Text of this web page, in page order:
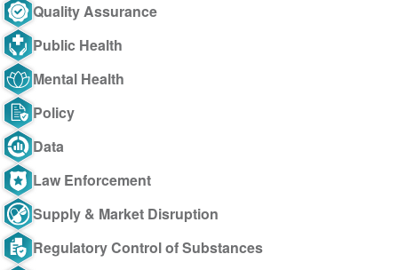
Quality Assurance
Public Health
Mental Health
Policy
Data
Law Enforcement
Supply & Market Disruption
Regulatory Control of Substances